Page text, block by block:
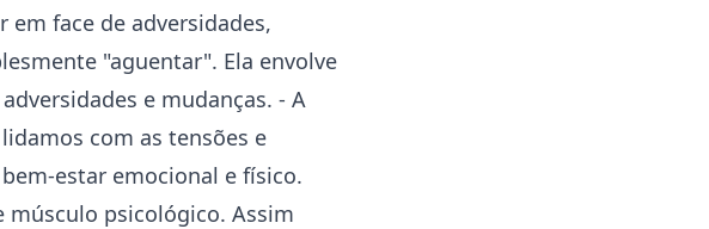
em face de adversidades,
"aguentar". Ela envolve
e mudanças. - A
com as tensões e
estar emocional e físico.
músculo psicológico. Assim